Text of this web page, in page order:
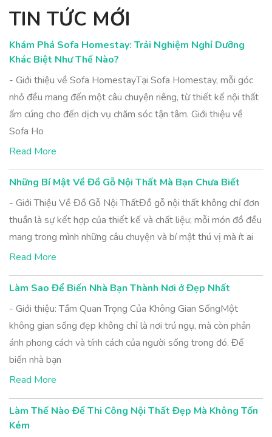
TIN TỨC MỚI
Khám Phá Sofa Homestay: Trải Nghiệm Nghỉ Dưỡng
Khác Biệt Như Thế Nào?
- Giới thiệu về Sofa HomestayTại Sofa Homestay, mỗi góc
nhỏ đều mang đến một câu chuyện riêng, từ thiết kế nội thất
ấm cúng cho đến dịch vụ chăm sóc tận tâm. Giới thiệu về
Sofa Ho
Read More
Những Bí Mật Về Đồ Gỗ Nội Thất Mà Bạn Chưa Biết
- Giới Thiệu Về Đồ Gỗ Nội ThấtĐồ gỗ nội thất không chỉ đơn
thuần là sự kết hợp của thiết kế và chất liệu; mỗi món đồ đều
mang trong mình những câu chuyện và bí mật thú vị mà ít ai
Read More
Làm Sao Để Biến Nhà Bạn Thành Nơi ở Đẹp Nhất
- Giới thiệu: Tầm Quan Trọng Của Không Gian SốngMột
không gian sống đẹp không chỉ là nơi trú ngụ, mà còn phản
ánh phong cách và tính cách của người sống trong đó. Để
biến nhà bạn
Read More
Làm Thế Nào Để Thi Công Nội Thất Đẹp Mà Không Tốn
Kém